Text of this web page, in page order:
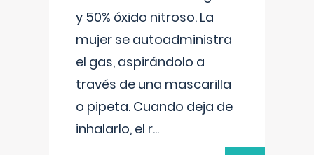
y 50% óxido nitroso. La
mujer se autoadministra
el gas, aspirándolo a
través de una mascarilla
o pipeta. Cuando deja de
inhalarlo, el r...